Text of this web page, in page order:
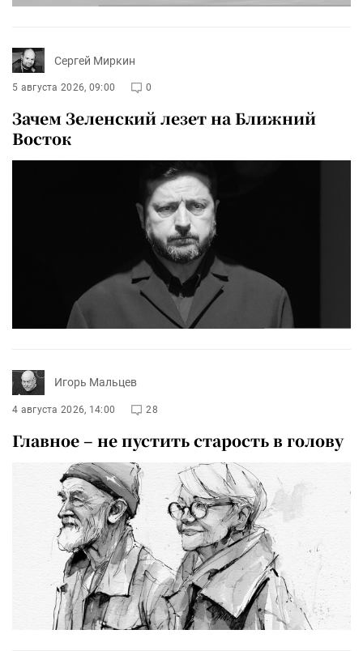
Сергей Миркин
5 августа 2026, 09:00 0
Зачем Зеленский лезет на Ближний
Восток
Игорь Мальцев
4 августа 2026, 14:00 28
Главное – не пустить старость в голову